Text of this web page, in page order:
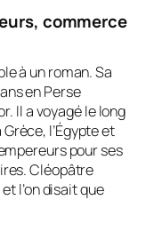
commerce
à un roman. Sa
en Perse
Il a voyagé le long
l’Égypte et
pour ses
Cléopâtre
l’on disait que